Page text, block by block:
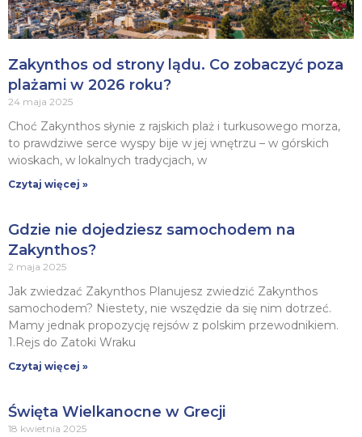
Zakynthos od strony lądu. Co zobaczyć poza
plażami w 2026 roku?
24 maja 2025
Choć Zakynthos słynie z rajskich plaż i turkusowego morza,
to prawdziwe serce wyspy bije w jej wnętrzu – w górskich
wioskach, w lokalnych tradycjach, w
Czytaj więcej »
Gdzie nie dojedziesz samochodem na
Zakynthos?
2 maja 2025
Jak zwiedzać Zakynthos Planujesz zwiedzić Zakynthos
samochodem? Niestety, nie wszędzie da się nim dotrzeć.
Mamy jednak propozycję rejsów z polskim przewodnikiem.
1.Rejs do Zatoki Wraku
Czytaj więcej »
Święta Wielkanocne w Grecji
18 kwietnia 2025